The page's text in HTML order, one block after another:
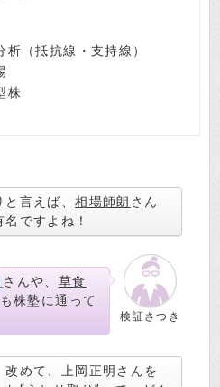
（抵抗線・支持線）
株
と言えば、相場師朗 さん
名ですよね！
検証さつき
さんや、 草食
株塾に通って
めて、上岡正明さんを